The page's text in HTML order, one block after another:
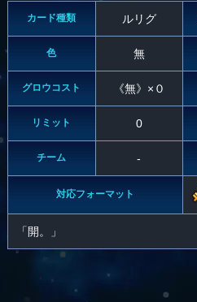
カード種類 ルリグ
色 無
グロウコスト 《無》×０
リミット 0
チーム -
対応フォーマット
「開。」